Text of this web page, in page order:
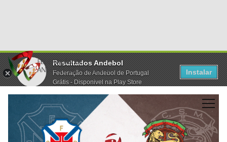
Resultados Andebol
Federação de Andebol de Portugal
Grátis - Disponivel na Play Store
Instalar